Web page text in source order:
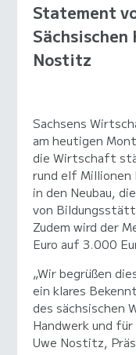
Statement
Sächsischen
Nostitz
Sachsens
am heutigen
die Wirtschaft
rund elf Millionen
in den Neubau,
von
Zudem wird der
Euro auf 3.000
„Wir begrüßen
ein klares
des sächsischen
Handwerk und
Uwe Nostitz,